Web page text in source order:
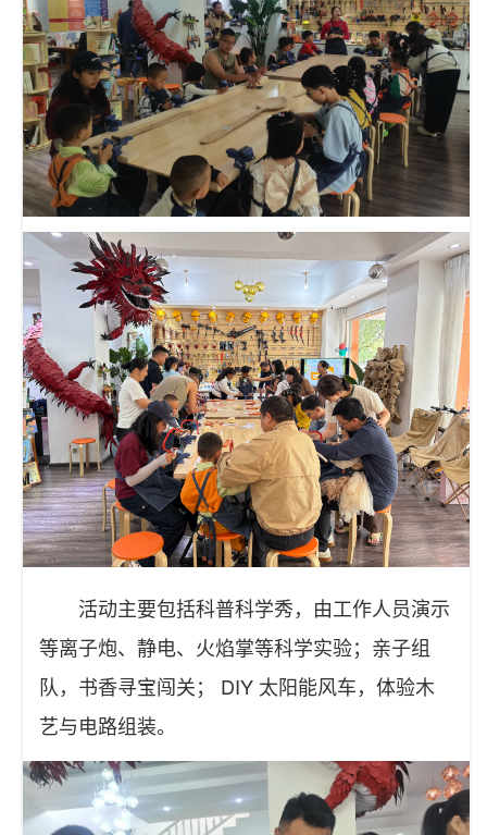
活动主要包括科普科学秀，由工作人员演示
等离子炮、静电、火焰掌等科学实验；亲子组
队，书香寻宝闯关； DIY 太阳能风车，体验木
艺与电路组装。